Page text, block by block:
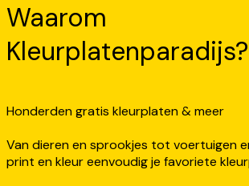
Waarom
Kleurplatenparadijs?
Honderden gratis kleurplaten & meer
Van dieren en sprookjes tot voertuigen
print en kleur eenvoudig je favoriete